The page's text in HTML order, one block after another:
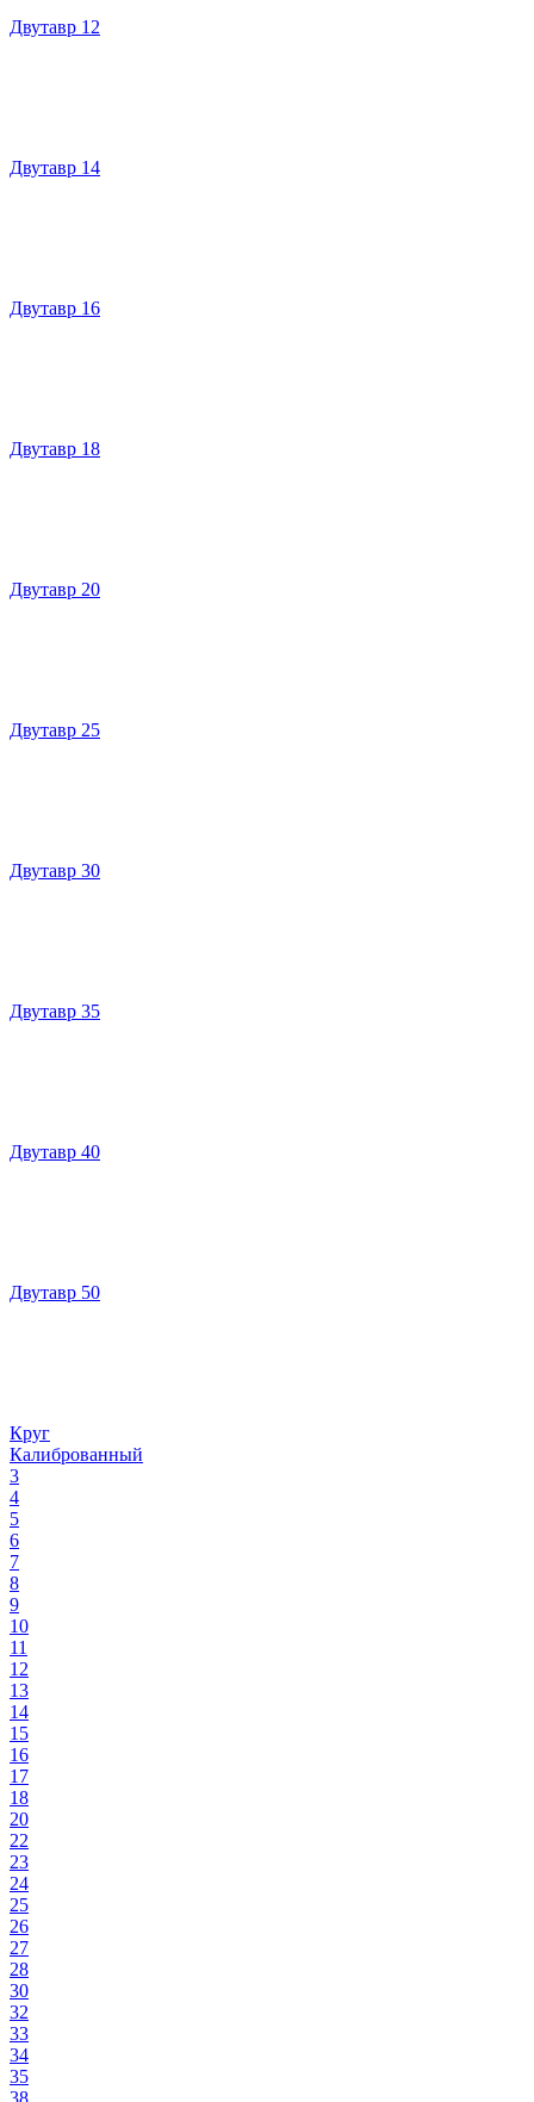
Двутавр 12
Двутавр 14
Двутавр 16
Двутавр 18
Двутавр 20
Двутавр 25
Двутавр 30
Двутавр 35
Двутавр 40
Двутавр 50
Круг
Калиброванный
3
4
5
6
7
8
9
10
11
12
13
14
15
16
17
18
20
22
23
24
25
26
27
28
30
32
33
34
35
38